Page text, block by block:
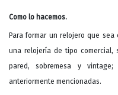
Como lo hacemos.
Para formar un relojero que
una relojería de tipo comercial,
pared, sobremesa y
anteriormente mencionadas.